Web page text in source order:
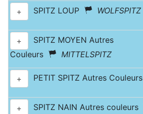
+ SPITZ LOUP WOLFSPITZ
+
SPITZ MOYEN Autres
Couleurs
MITTELSPITZ
+ PETIT SPITZ Autres Couleurs
+ SPITZ NAIN Autres couleurs